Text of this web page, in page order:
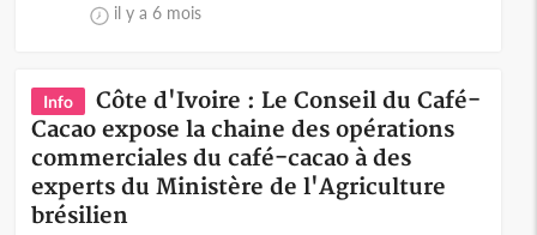
il y a 6 mois
Info
Côte d'Ivoire : Le Conseil du Café-
Cacao expose la chaine des opérations
commerciales du café-cacao à des
experts du Ministère de l'Agriculture
brésilien